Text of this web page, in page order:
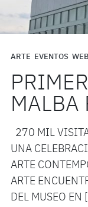
ARTE EVENTOS WEB
MALBA
270 MIL
UNA
ARTE
ARTE
DEL MUSEO EN